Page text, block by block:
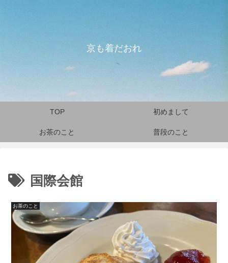
京も着だおれ
TOP 初めまして
お茶のこと 普段のこと
国際会館
お茶のこと